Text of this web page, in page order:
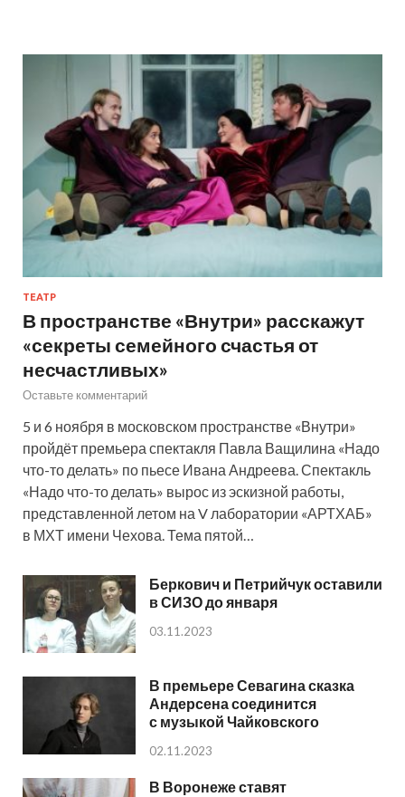
ТЕАТР
В пространстве «Внутри» расскажут
«секреты семейного счастья от
несчастливых»
Оставьте комментарий
5 и 6 ноября в московском пространстве «Внутри»
пройдёт премьера спектакля Павла Ващилина «Надо
что-то делать» по пьесе Ивана Андреева. Спектакль
«Надо что-то делать» вырос из эскизной работы,
представленной летом на V лаборатории «АРТХАБ»
в МХТ имени Чехова. Тема пятой…
Беркович и Петрийчук оставили
в СИЗО до января
03.11.2023
В премьере Севагина сказка
Андерсена соединится
с музыкой Чайковского
02.11.2023
В Воронеже ставят